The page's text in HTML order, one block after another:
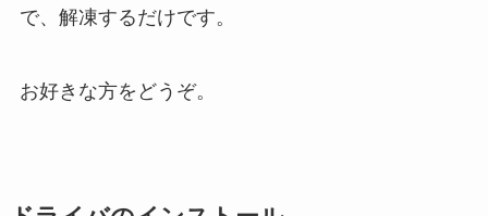
で、解凍するだけです。
お好きな方をどうぞ。